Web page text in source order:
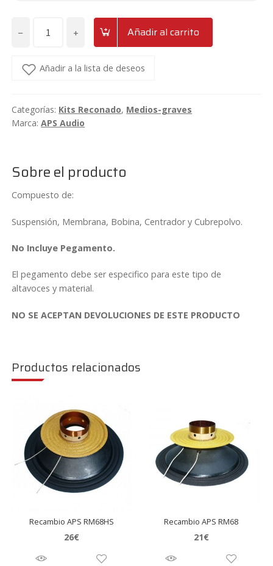
−
Recambio
RTITAN8V5
+ Añadir al carrito
Añadir a la lista de deseos
Categorías: Kits Reconado, Medios-graves
Marca:APS Audio
Sobre el producto
Compuesto de:
Suspensión, Membrana, Bobina, Centrador y Cubrepolvo.
No Incluye Pegamento.
El pegamento debe ser especifico para este tipo de
altavoces y material.
NO SE ACEPTAN DEVOLUCIONES DE ESTE PRODUCTO
Productos relacionados
Recambio APS RM68HS
26€
Recambio APS RM68
21€